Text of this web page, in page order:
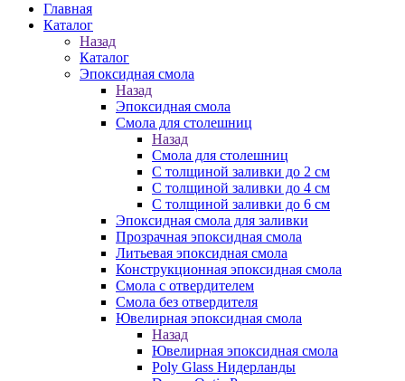
Главная
Каталог
Назад
Каталог
Эпоксидная смола
Назад
Эпоксидная смола
Смола для столешниц
Назад
Смола для столешниц
С толщиной заливки до 2 см
С толщиной заливки до 4 см
С толщиной заливки до 6 см
Эпоксидная смола для заливки
Прозрачная эпоксидная смола
Литьевая эпоксидная смола
Конструкционная эпоксидная смола
Смола с отвердителем
Смола без отвердителя
Ювелирная эпоксидная смола
Назад
Ювелирная эпоксидная смола
Poly Glass Нидерланды